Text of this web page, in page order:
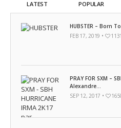
LATEST POPULAR
HUBSTER – Born
FEB 17, 2019 •
PRAY FOR SXM –
Alexandre...
SEP 12, 2017 •